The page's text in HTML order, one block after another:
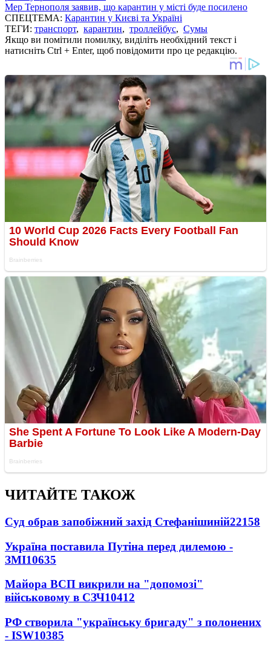
Мер Тернополя заявив, що карантин у місті буде посилено
СПЕЦТЕМА: Карантин у Києві та Україні
ТЕГИ: транспорт, карантин, троллейбус, Сумы
Якщо ви помітили помилку, виділіть необхідний текст і
натисніть Ctrl + Enter, щоб повідомити про це редакцію.
ЧИТАЙТЕ ТАКОЖ
Суд обрав запобіжний захід Стефанішиній22158
Україна поставила Путіна перед дилемою -
ЗМІ10635
Майора ВСП викрили на "допомозі"
військовому в СЗЧ10412
РФ створила "українську бригаду" з полонених
- ISW10385